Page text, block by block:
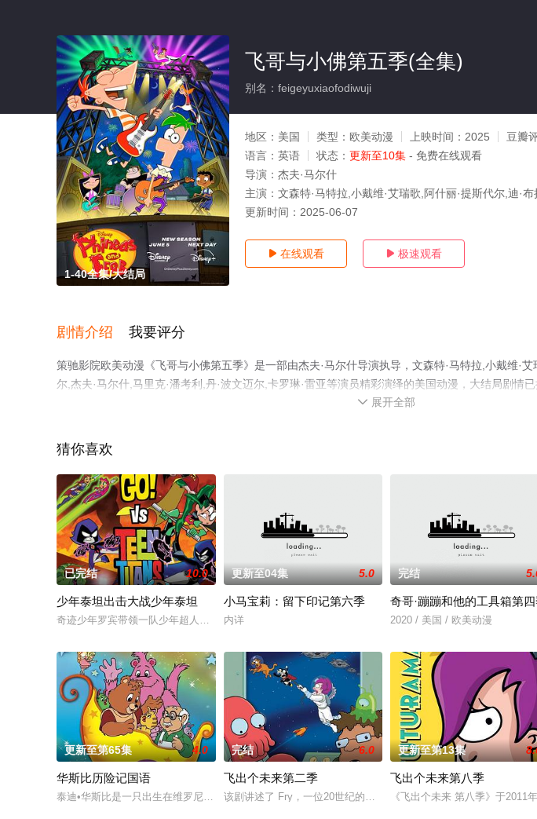
1-40全集/大结局
飞哥与小佛第五季(全集)
别名：feigeyuxiaofodiwuji
地区： 美国 类型： 欧美动漫 上映时间： 2025 豆瓣
语言： 英语 状态： 更新至10集 - 免费在线观看
导演： 杰夫·马尔什
主演： 文森特·马特拉,小戴维·艾瑞歌,阿什丽·提斯代尔,迪·
更新时间： 2025-06-07
 在线观看  极速观看
剧情介绍 我要评分
策驰影院欧美动漫《飞哥与小佛第五季》是一部由杰夫·马尔什导演执导，文森特·马特拉,小戴维·艾
尔,杰夫·马尔什,马里克·潘考利,丹·波文迈尔,卡罗琳·雷亚等演员精彩演绎的美国动漫，大结局剧情
清无删减完整版动漫全集就上策驰电影网，更多相关信息可移步至豆瓣动漫、电视猫或剧情网等平
 展开全部
猜你喜欢
已完结 10.0
少年泰坦出击大战少年泰坦
奇迹少年罗宾带领一队少年超人，黑渡鸦、机械大壮、会飞的外星王子星火和非常机车的兽人男孩一起对
更新至04集 5.0
小马宝莉：留下印记第六季
内详
完结
奇哥·蹦蹦和他的工具箱第
2020 / 美国 / 欧美动漫
更新至第65集 4.0
华斯比历险记国语
泰迪•华斯比是一只出生在维罗尼亚的小熊，他善良可爱，聪明能干，富于冒险精神。他找到一张藏宝图
完结 6.0
飞出个未来第二季
该剧讲述了 Fry，一位20世纪的年轻人在30世纪的冒险经历。Phillip
更新至第13集
飞出个未来第八季
《飞出个未来 第八季》于